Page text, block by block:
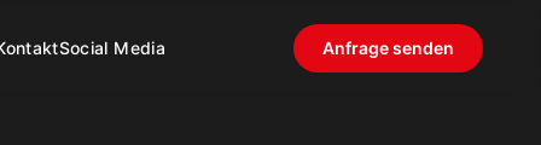
Social Media Anfrage senden